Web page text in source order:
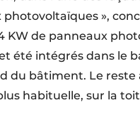
photovoltaïques »,
KW de panneaux
été intégrés dans le
du bâtiment. Le reste
habituelle, sur la